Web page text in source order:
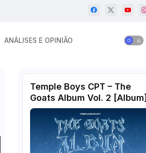
ANÁLISES E OPINIÃO
Temple Boys CPT – The
Goats Album Vol. 2 [Album]